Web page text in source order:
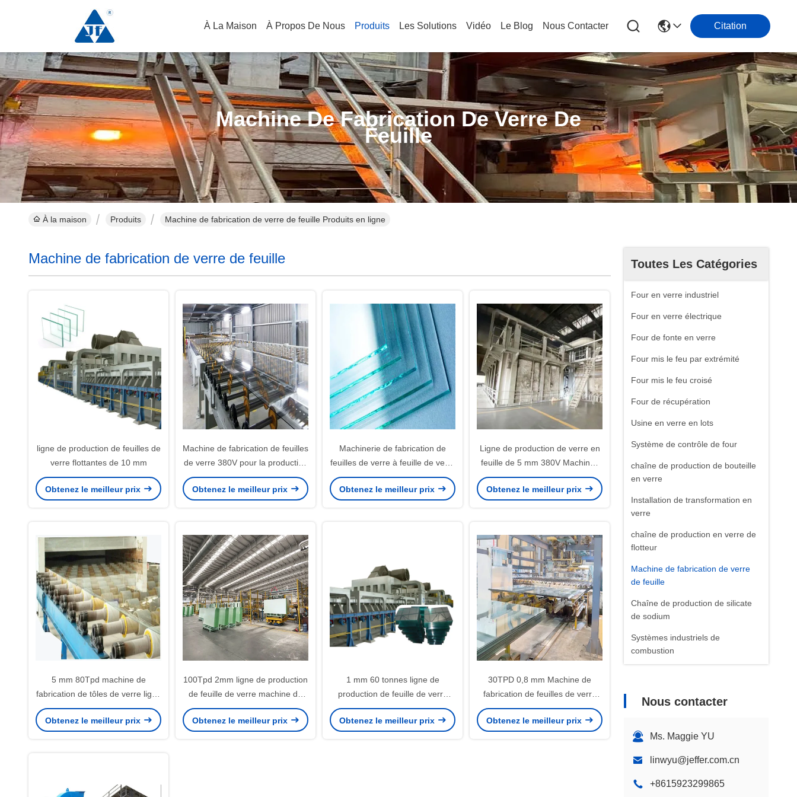
À La Maison À Propos De Nous Produits Les Solutions Vidéo Le Blog Nous Contacter Citation
Machine De Fabrication De Verre De
Feuille
À la maison Produits Machine de fabrication de verre de feuille Produits en ligne
Toutes Les Catégories
Four en verre industriel
Four en verre électrique
Four de fonte en verre
Four mis le feu par extrémité
Four mis le feu croisé
Four de récupération
Usine en verre en lots
Système de contrôle de four
chaîne de production de bouteille
en verre
Installation de transformation en
verre
chaîne de production en verre de
flotteur
Machine de fabrication de verre
de feuille
Chaîne de production de silicate
de sodium
Systèmes industriels de
combustion
Ligne de production de verres
Ligne de production de béton
Nous contacter
Ms. Maggie YU
linwyu@jeffer.com.cn
+8615923299865
Machine de fabrication de verre de feuille
ligne de production de feuilles de
verre flottantes de 10 mm
Obtenez le meilleur prix
Machine de fabrication de feuilles
de verre 380V pour la production
de feuilles de verre
Obtenez le meilleur prix
Machinerie de fabrication de
feuilles de verre à feuille de verre
transparente de 5 mm 100 Tpd
Obtenez le meilleur prix
Ligne de production de verre en
feuille de 5 mm 380V Machines
de fabrication de verre en feuille
pour fenêtres
Obtenez le meilleur prix
5 mm 80Tpd machine de
fabrication de tôles de verre ligne
de production de tôles de verre
pour la construction de fenêtres
Obtenez le meilleur prix
100Tpd 2mm ligne de production
de feuille de verre machine de
fabrication de feuille de verre
transparente
Obtenez le meilleur prix
1 mm 60 tonnes ligne de
production de feuille de verre
transparent
Obtenez le meilleur prix
30TPD 0,8 mm Machine de
fabrication de feuilles de verre
380V ligne de production de
feuilles de verre
Obtenez le meilleur prix